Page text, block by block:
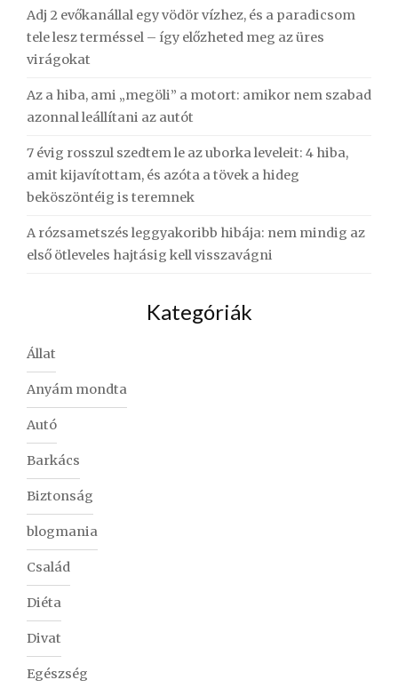
Adj 2 evőkanállal egy vödör vízhez, és a paradicsom
tele lesz terméssel – így előzheted meg az üres
virágokat
Az a hiba, ami „megöli” a motort: amikor nem szabad
azonnal leállítani az autót
7 évig rosszul szedtem le az uborka leveleit: 4 hiba,
amit kijavítottam, és azóta a tövek a hideg
beköszöntéig is teremnek
A rózsametszés leggyakoribb hibája: nem mindig az
első ötleveles hajtásig kell visszavágni
Kategóriák
Állat
Anyám mondta
Autó
Barkács
Biztonság
blogmania
Család
Diéta
Divat
Egészség